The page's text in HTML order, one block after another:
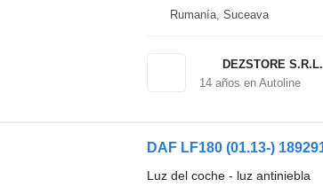
Rumanía, Suceava
DEZSTORE S.R.L.
14años en Autoline
Luz del coche - luz antiniebla